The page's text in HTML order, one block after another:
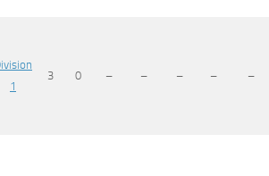
1
3 0 – – – – –